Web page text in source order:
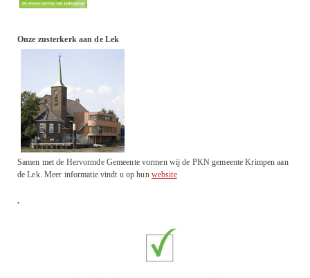
Onze zusterkerk aan de Lek
Samen met de Hervormde Gemeente vormen wij de PKN gemeente Krimpen aan
de Lek. Meer informatie vindt u op hun website
.